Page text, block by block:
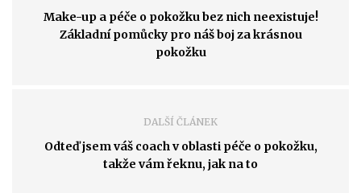
Make-up a péče o pokožku bez nich neexistuje!
Základní pomůcky pro náš boj za krásnou
pokožku
DALŠÍ ČLÁNEK
Odteď jsem váš coach v oblasti péče o pokožku,
takže vám řeknu, jak na to